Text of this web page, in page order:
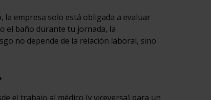
la empresa solo está obligada a evaluar
el baño durante tu jornada, la
no depende de la relación laboral, sino
el trabajo al médico (y viceversa) para un